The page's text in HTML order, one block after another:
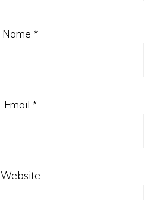
Name *
Email *
Website